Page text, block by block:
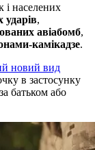
і населених
ударів,
авіабомб,
камікадзе.
новий вид
в застосунку
батьком або